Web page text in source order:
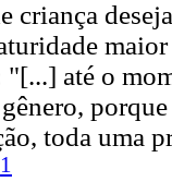
criança
"[...] até o
toda uma
1